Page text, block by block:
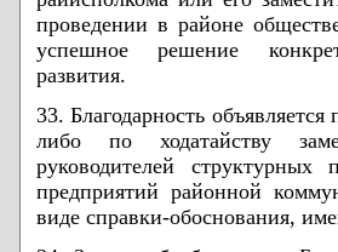
проведении в районе
успешное решение
развития.
33. Благодарность
либо по ходатайству
руководителей структурных
предприятий районной
виде справки-обоснования,